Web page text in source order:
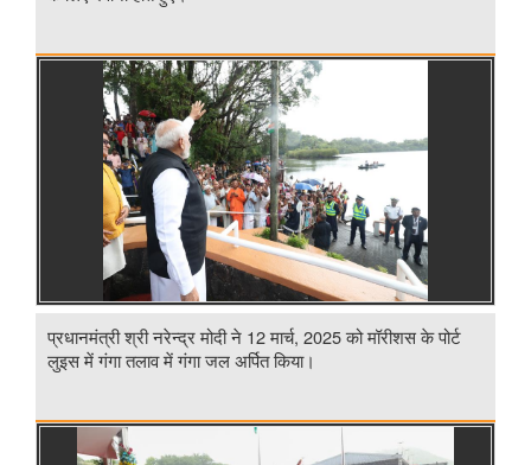
प्रधानमंत्री श्री नरेन्द्र मोदी ने 12 मार्च, 2025 को मॉरीशस के पोर्ट
लुइस में गंगा तलाव में गंगा जल अर्पित किया।